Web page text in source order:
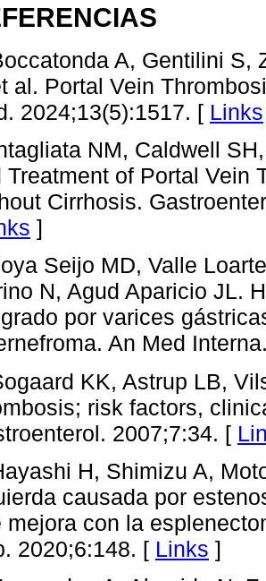
A, Gentilini S,
al. Portal Vein
2024;13(5):1517. [ Links
NM, Caldwell
Treatment of Portal Vein
Cirrhosis.
]
Seijo MD, Valle
N, Agud Aparicio JL.
por varices
An Med
KK, Astrup LB,
risk factors,
2007;7:34. [
H, Shimizu A,
causada por
mejora con la
2020;6:148. [ Links ]